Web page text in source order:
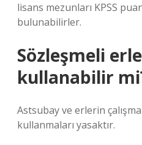
lisans mezunları KPSS
bulunabilirler.
Sözleşmeli
kullanabilir
Astsubay ve erlerin
kullanmaları yasaktır.